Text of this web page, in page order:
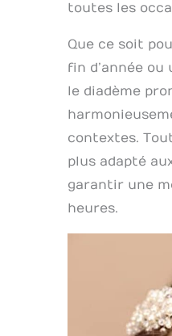
toutes les
Que ce soit
fin d’année ou
le diadème
contextes.
plus adapté
garantir une
heures.